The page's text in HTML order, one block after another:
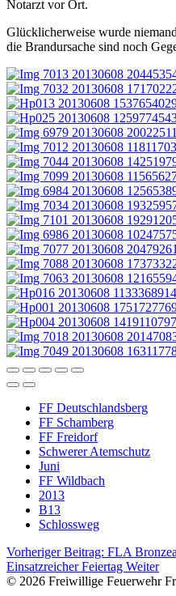
Notarzt vor Ort.
Glücklicherweise wurde
die Brandursache sind noch
FF Deutschlandsberg
FF Schamberg
FF Freidorf
Schwerer Atemschutz
Juni
FF Wildbach
2013
B13
Schlossweg
Vorheriger Beitrag: FLA
Einsatzreicher Feiertag Weiter
© 2026 Freiwillige Feuerwehr